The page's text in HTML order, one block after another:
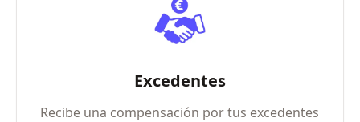
Excedentes
Recibe una compensación por tus excedentes